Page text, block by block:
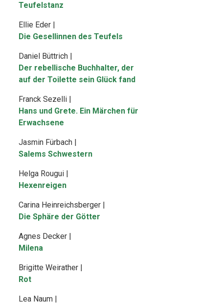
Teufelstanz
Ellie Eder |
Die Gesellinnen des Teufels
Daniel Büttrich |
Der rebellische Buchhalter, der
auf der Toilette sein Glück fand
Franck Sezelli |
Hans und Grete. Ein Märchen für
Erwachsene
Jasmin Fürbach |
Salems Schwestern
Helga Rougui |
Hexenreigen
Carina Heinreichsberger |
Die Sphäre der Götter
Agnes Decker |
Milena
Brigitte Weirather |
Rot
Lea Naum |